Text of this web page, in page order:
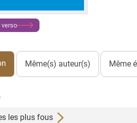
verso
Même(s) auteur(s) Même
les plus fous